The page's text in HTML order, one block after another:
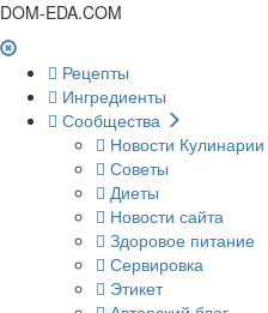
DOM-EDA.COM
Рецепты
Ингредиенты
Сообщества
Новости Кулинарии
Советы
Диеты
Новости сайта
Здоровое питание
Сервировка
Этикет